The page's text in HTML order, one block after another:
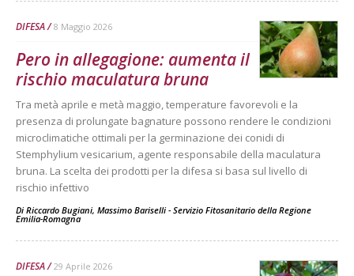
DIFESA 8 Maggio 2026
Pero in allegagione: aumenta il
rischio maculatura bruna
Tra metà aprile e metà maggio, temperature favorevoli e la
presenza di prolungate bagnature possono rendere le condizioni
microclimatiche ottimali per la germinazione dei conidi di
Stemphylium vesicarium, agente responsabile della maculatura
bruna. La scelta dei prodotti per la difesa si basa sul livello di
rischio infettivo
Di Riccardo Bugiani, Massimo Bariselli - Servizio Fitosanitario della Regione
Emilia-Romagna
DIFESA 29 Aprile 2026